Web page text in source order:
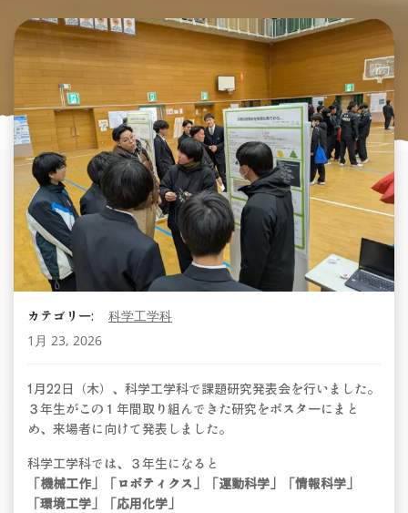
カテゴリー:
科学工学科
1月 23, 2026
1月22日（木）、科学工学科で課題研究発表会を行いました。
３年生がこの１年間取り組んできた研究をポスターにまと
め、来場者に向けて発表しました。
科学工学科では、３年生になると
「機械工作」「ロボティクス」「運動科学」「情報科学」
「環境工学」「応用化学」